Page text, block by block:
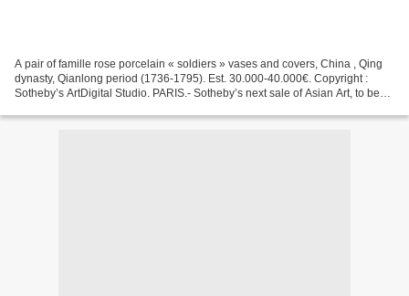
A pair of famille rose porcelain « soldiers » vases and covers, China , Qing
dynasty, Qianlong period (1736-1795). Est. 30.000-40.000€. Copyright :
Sotheby’s ArtDigital Studio. PARIS.- Sotheby’s next sale of Asian Art, to be